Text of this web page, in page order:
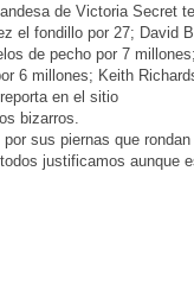
de Victoria Secret
el fondillo por 27; David
de pecho por 7
6 millones; Keith
en el sitio
bizarros.
sus piernas que
justificamos aunque